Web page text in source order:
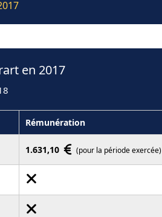
en 2017
Rémunération
1.631,10 (pour la période exercée)